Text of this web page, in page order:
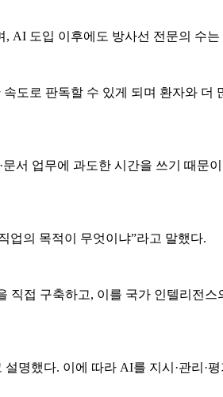
AI 도입 이후에도 방사선 전문의 수
도로 판독할 수 있게 되며 환자와 더
서 업무에 과도한 시간을 쓰기 때문
업의 목적이 무엇이냐”라고 말했다.
접 구축하고, 이를 국가 인텔리전스
명했다. 이에 따라 AI를 지시·관리·